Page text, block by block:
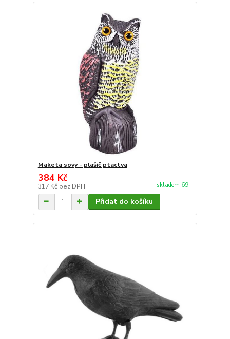
Maketa sovy - plašič ptactva
384 Kč
317 Kč bez DPH skladem 69
Přidat do košíku